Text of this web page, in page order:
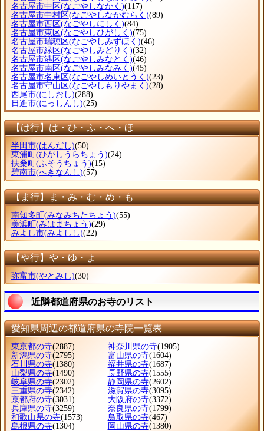
名古屋市中区(なごやしなかく)(117)
名古屋市中村区(なごやしなかむらく)(89)
名古屋市西区(なごやしにしく)(84)
名古屋市東区(なごやしひがしく)(75)
名古屋市瑞穂区(なごやしみずほく)(46)
名古屋市緑区(なごやしみどりく)(32)
名古屋市港区(なごやしみなとく)(46)
名古屋市南区(なごやしみなみく)(45)
名古屋市名東区(なごやしめいとうく)(23)
名古屋市守山区(なごやしもりやまく)(28)
西尾市(にしおし)(288)
日進市(にっしんし)(25)
【は行】は・ひ・ふ・へ・ほ
半田市(はんだし)(50)
東浦町 (ひがしうらちょう)(24)
扶桑町 (ふそうちょう)(15)
碧南市(へきなんし)(57)
【ま行】ま・み・む・め・も
南知多町 (みなみちたちょう)(55)
美浜町 (みはまちょう)(29)
みよし市(みよしし)(22)
【や行】や・ゆ・よ
弥富市(やとみし)(30)
近隣都道府県のお寺のリスト
愛知県周辺の都道府県の寺院一覧表
東京都の寺(2887) 神奈川県の寺(1905)
新潟県の寺(2795) 富山県の寺(1604)
石川県の寺(1380) 福井県の寺(1687)
山梨県の寺(1490) 長野県の寺(1555)
岐阜県の寺(2302) 静岡県の寺(2602)
三重県の寺(2342) 滋賀県の寺(3095)
京都府の寺(3031) 大阪府の寺(3372)
兵庫県の寺(3259) 奈良県の寺(1799)
和歌山県の寺(1573) 鳥取県の寺(467)
島根県の寺(1304) 岡山県の寺(1380)